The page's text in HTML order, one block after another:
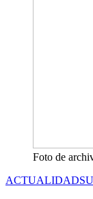
Foto de
ACTUALIDAD